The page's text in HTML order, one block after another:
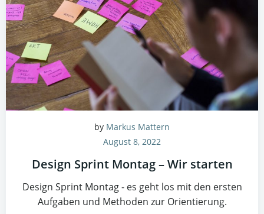
by Markus Mattern
August 8, 2022
Design Sprint Montag – Wir starten
Design Sprint Montag - es geht los mit den ersten
Aufgaben und Methoden zur Orientierung.